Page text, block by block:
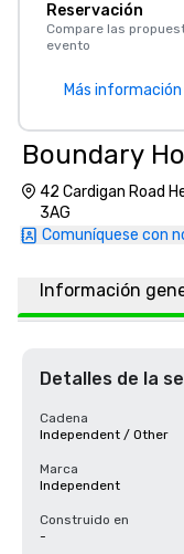
Reservación
Compare las
evento
Más información
Boundary
42 Cardigan Road
3AG
Comuníquese con
Información
Detalles de la
Cadena
Independent / Other
Marca
Independent
Construido en
-